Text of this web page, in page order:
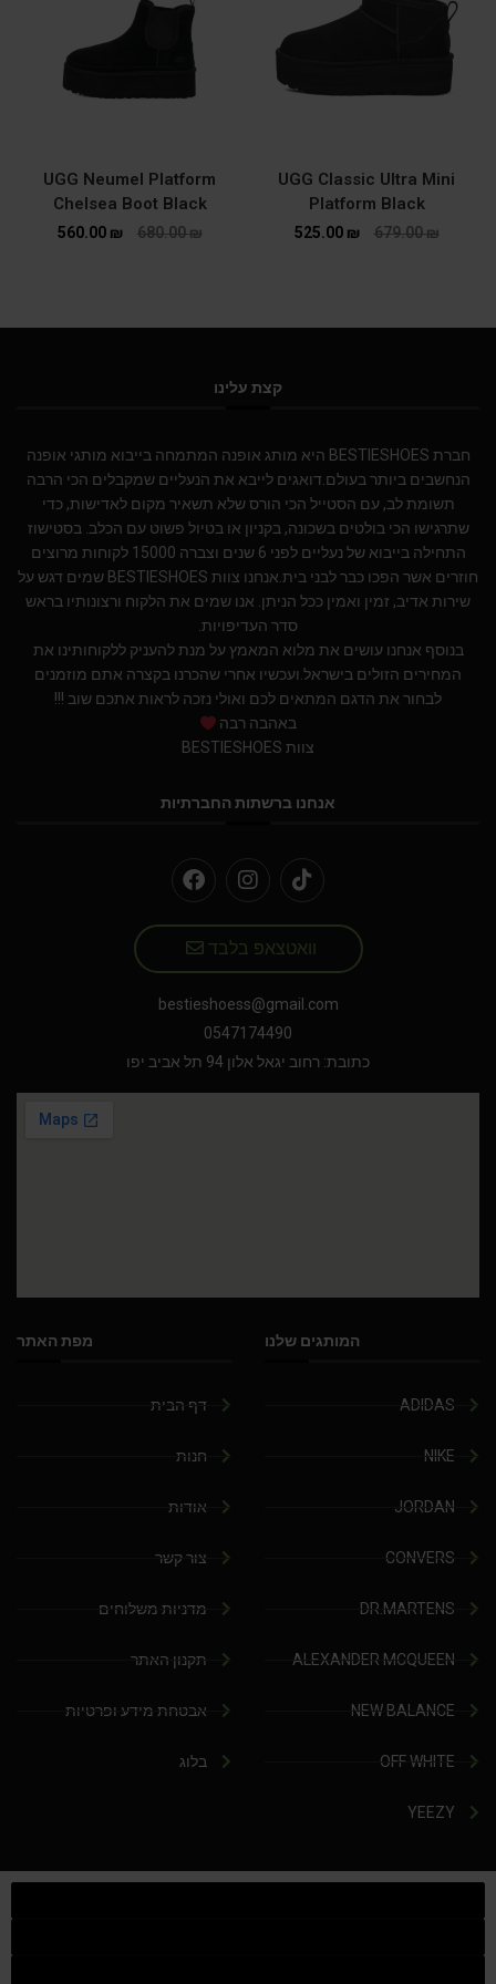
UGG Classic Ultra Mini
Platform Black
679.00₪
525.00 ₪
UGG Neumel Platform
Chelsea Boot Black
680.00₪
560.00 ₪
קצת עלינו
חברת BESTIESHOES היא מותג אופנה המתמחה בייבוא מותגי אופנה
הנחשבים ביותר בעולם.דואגים לייבא את הנעליים שמקבלים הכי הרבה
תשומת לב, עם הסטייל הכי הורס שלא תשאיר מקום לאדישות, כדי
שתרגישו הכי בולטים בשכונה, בקניון או בטיול פשוט עם הכלב. בסטישוז
התחילה בייבוא של נעליים לפני 6 שנים וצברה 15000 לקוחות מרוצים
חוזרים אשר הפכו כבר לבני בית.אנחנו צוות BESTIESHOES שמים דגש על
שירות אדיב, זמין ואמין ככל הניתן. אנו שמים את הלקוח ורצונותיו בראש
סדר העדיפויות.
בנוסף אנחנו עושים את מלוא המאמץ על מנת להעניק ללקוחותינו את
המחירים הזולים בישראל.ועכשיו אחרי שהכרנו בקצרה אתם מוזמנים
לבחור את הדגם המתאים לכם ואולי נזכה לראות אתכם שוב !!!
באהבה רבה
צוות BESTIESHOES
אנחנו ברשתות החברתיות
וואטצאפ בלבד
bestieshoess@gmail.com
0547174490
כתובת: רחוב יגאל אלון 94 תל אביב יפו
המותגים שלנו
ADIDAS
NIKE
JORDAN
CONVERS
DR.MARTENS
ALEXANDER MCQUEEN
NEW BALANCE
OFF WHITE
YEEZY
מפת האתר
דף הבית
חנות
אודות
צור קשר
מדניות משלוחים
תקנון האתר
אבטחת מידע ופרטיות
בלוג